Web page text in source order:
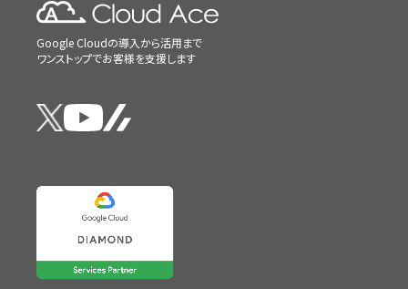
Google Cloudの導入から活用まで
ワンストップでお客様を支援します